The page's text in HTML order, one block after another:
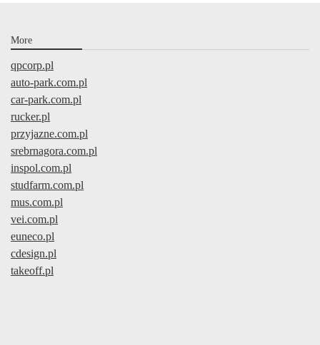
More
qpcorp.pl
auto-park.com.pl
car-park.com.pl
rucker.pl
przyjazne.com.pl
srebrnagora.com.pl
inspol.com.pl
studfarm.com.pl
mus.com.pl
vei.com.pl
euneco.pl
cdesign.pl
takeoff.pl